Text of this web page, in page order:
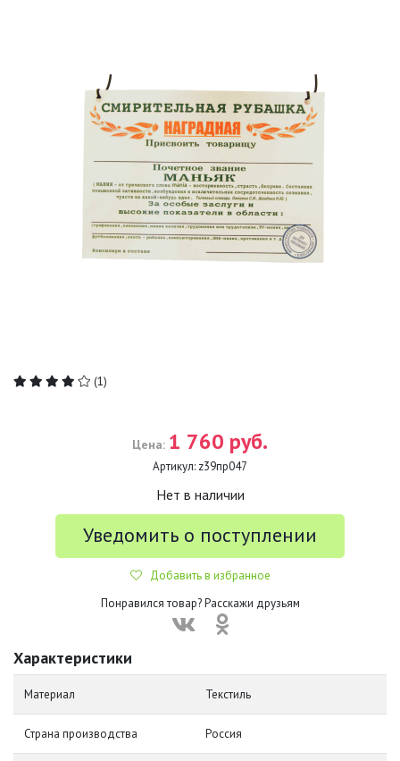
(1)
Цена: 1 760 руб.
Артикул: z39пр047
Нет в наличии
Уведомить о поступлении
Добавить в избранное
Понравился товар? Расскажи друзьям
Характеристики
Материал Текстиль
Страна производства Россия